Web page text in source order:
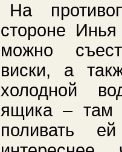
На
стороне
можно
виски, а
холодной
ящика – там
поливать